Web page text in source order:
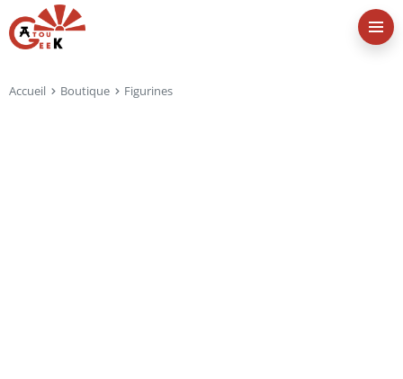
Accueil Boutique Figurines